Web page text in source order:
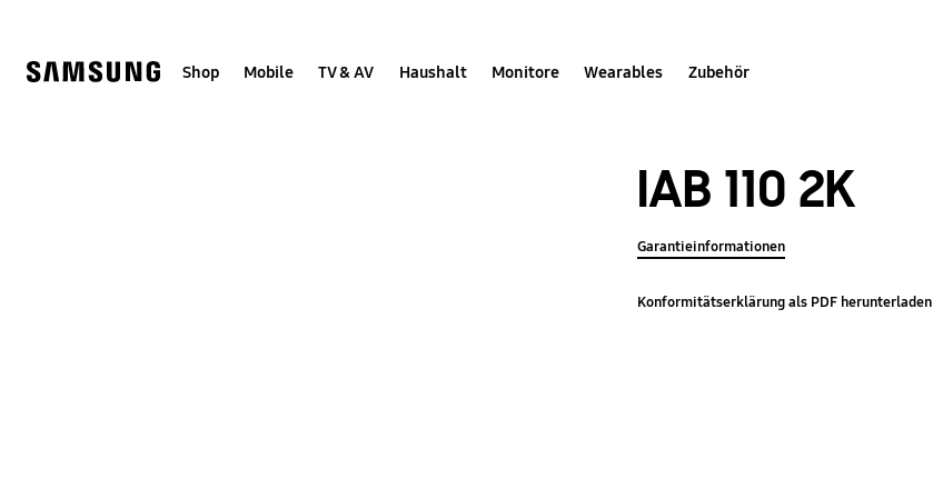
help
Shop Mobile TV & AV Haushalt Monitore Wearables Zubehör
IAB 110 2K
Garantieinformationen
Konformitätserklärung als PDF herunterladen